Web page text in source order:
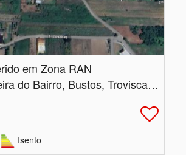
em Zona RAN
Aveiro, Oliveira do Bairro, Bustos, Troviscal e Mamarrosa
Isento